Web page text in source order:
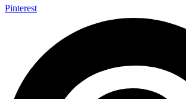
Pinterest